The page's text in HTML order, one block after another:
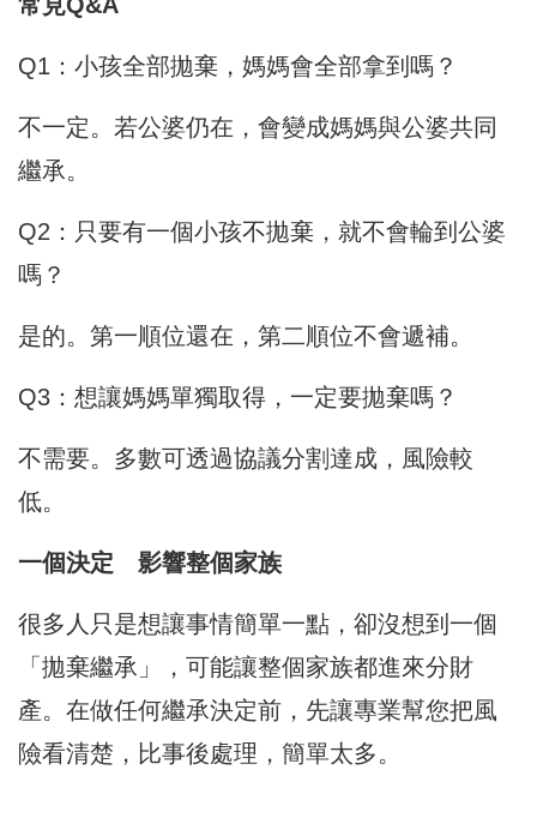
Q1：小孩全部拋棄，媽媽會全部拿到嗎？
不一定。若公婆仍在，會變成媽媽與公婆共同
繼承。
Q2：只要有一個小孩不拋棄，就不會輪到公婆
嗎？
是的。第一順位還在，第二順位不會遞補。
Q3：想讓媽媽單獨取得，一定要拋棄嗎？
不需要。多數可透過協議分割達成，風險較
低。
一個決定 影響整個家族
很多人只是想讓事情簡單一點，卻沒想到一個
「拋棄繼承」，可能讓整個家族都進來分財
產。在做任何繼承決定前，先讓專業幫您把風
險看清楚，比事後處理，簡單太多。